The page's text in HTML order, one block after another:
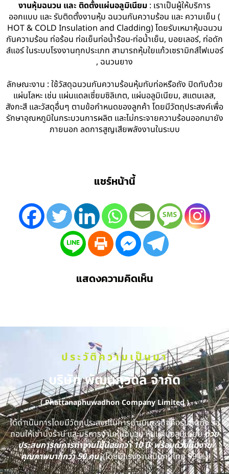
งานหุ้มฉนวน และ ติดตั้งแผ่นอลูมิเนียม : เราเป็นผู้ให้บริการ
ออกแบบ และ รับติดตั้งงานหุ้ม ฉนวนกันความร้อน และ ความเย็น (
HOT & COLD Insulation and Cladding) โดยรับเหมาหุ้มฉนวน
กันความร้อน ท่อร้อน ท่อเย็นท่อน้ำร้อน-ท่อน้ำเย็น, บอยเลอร์, ท่อดัก
ส์แอร์ ในระบบโรงงานทุกประเภท สามารถหุ้มใยแก้วเซรามิกส์ไฟเบอร์
, ฉนวนยาง
ลักษณะงาน : ใช้วัสดุฉนวนกันความร้อนหุ้มทับท่อหรือถัง ปิดทับด้วย
แผ่นโลหะ เช่น แผ่นแดลเซี่ยมซิลิเกต, แผ่นอลูมิเนียม, สแตนเลส,
สังกะสี และวัสดุอื่นๆ ตามข้อกำหนดของลูกค้า โดยมีวัตถุประสงค์เพื่อ
รักษาอุณหภูมิในกระบวนการผลิต และไม่กระจายความร้อนออกมายัง
ภายนอก ลดการสูญเสียพลังงานในระบบ
แชร์หน้านี้
แสดงความคิดเห็น
ประวัติความเป็นมา
บริษัท พัฒนภูวดล จำกัด
( Phattanaphuwadhon Company Limited )
ได้ดำเนินการโดยมีวัตถุประสงค์ในการดำเนินธุรกิจคือรับติดตั้ง รื้อ
ถอนให้เช่านั่งร้าน และบริการงานหุ้มฉนวน หุ้มแผ่นอลูมิเนียมด้วย
ประสบการณ์การทำงานไม่น้อยกว่า 10 ปี พร้อมด้วยทีมงาน
คุณภาพมากกว่า 50 คน(โดยมีแรงงานเป็นคนไทย 99 %)